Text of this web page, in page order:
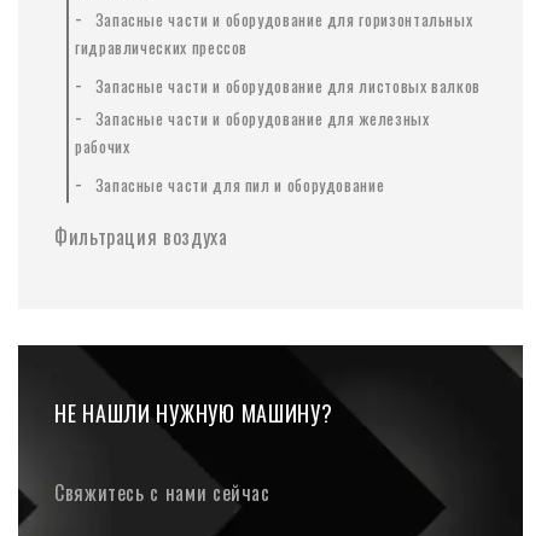
- Запасные части и оборудование для горизонтальных
гидравлических прессов
- Запасные части и оборудование для листовых валков
- Запасные части и оборудование для железных
рабочих
- Запасные части для пил и оборудование
Фильтрация воздуха
НЕ НАШЛИ НУЖНУЮ МАШИНУ?
Свяжитесь с нами сейчас